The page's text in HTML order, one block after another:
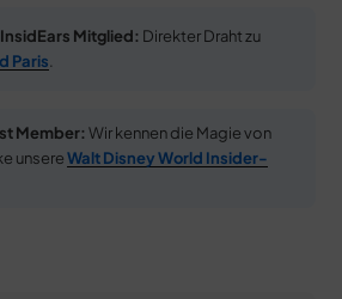
Mitglied: Direkter Draht zu
Paris
Member: Wir kennen die Magie von
unsereWalt Disney World Insider-